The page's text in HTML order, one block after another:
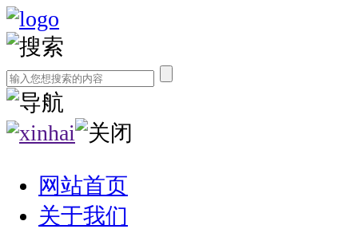
网站首页
关于我们